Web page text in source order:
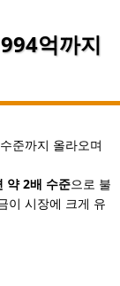
억까지
수준까지 올라오며
약 2배 수준으로 불
이 시장에 크게 유